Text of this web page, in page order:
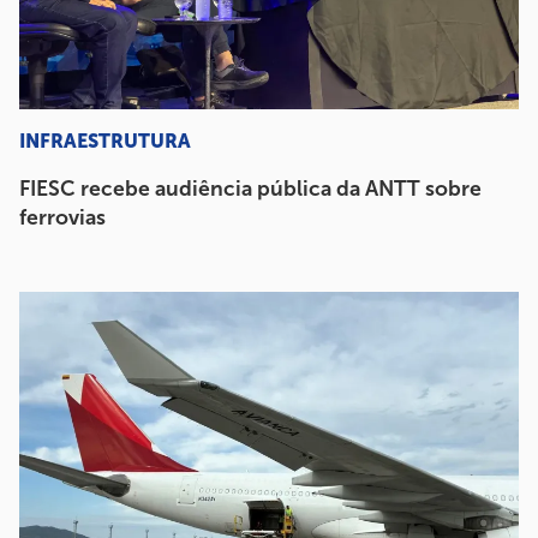
INFRAESTRUTURA
FIESC recebe audiência pública da ANTT sobre
ferrovias